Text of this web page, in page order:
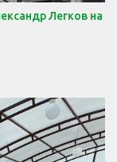
Легков на